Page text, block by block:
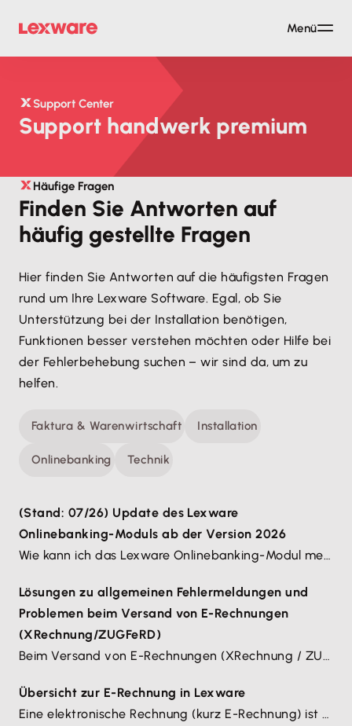
Support Center
Support handwerk premium
Häufige Fragen
Finden Sie Antworten auf
häufig gestellte Fragen
Hier finden Sie Antworten auf die häufigsten Fragen
rund um Ihre Lexware Software. Egal, ob Sie
Unterstützung bei der Installation benötigen,
Funktionen besser verstehen möchten oder Hilfe bei
der Fehlerbehebung suchen – wir sind da, um zu
helfen.
Faktura & Warenwirtschaft Installation
Onlinebanking Technik
(Stand: 07/26) Update des Lexware
Onlinebanking-Moduls ab der Version 2026
Wie kann ich das Lexware Onlinebanking-Modul meiner Lexware-Software auf den aktuellen Stand bringen?
Lösungen zu allgemeinen Fehlermeldungen und
Problemen beim Versand von E-Rechnungen
(XRechnung/ZUGFeRD)
Beim Versand von E-Rechnungen (XRechnung / ZUGFeRD) kann es bei fehlenden oder falsch eingetragenen Angaben zu Fehlermeldungen im Statusdialog des Versandmonitors kommen. Hier die am häufigsten auftretenden Meldungen und Hilfe dazu.
Übersicht zur E-Rechnung in Lexware
Eine elektronische Rechnung (kurz E-Rechnung) ist eine Rechnung in einem strukturierten elektronischen Format, das digital erstellt, übermittelt und automatisch verarbeitet werden kann.
Menü